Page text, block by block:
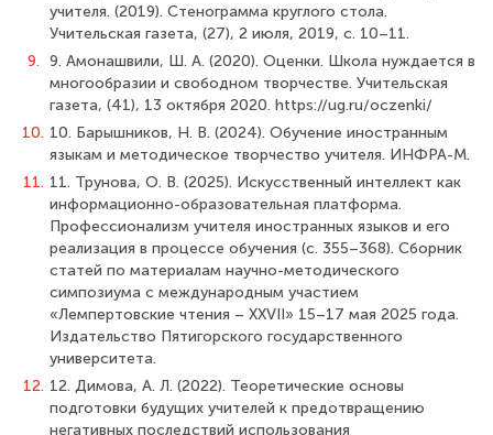
учителя. (2019). Стенограмма круглого стола.
Учительская газета, (27), 2 июля, 2019, c. 10–11.
9. 9. Амонашвили, Ш. А. (2020). Оценки. Школа нуждается в
многообразии и свободном творчестве. Учительская
газета, (41), 13 октября 2020. https://ug.ru/oczenki/
10. 10. Барышников, Н. В. (2024). Обучение иностранным
языкам и методическое творчество учителя. ИНФРА-М.
11. 11. Трунова, О. В. (2025). Искусственный интеллект как
информационно-образовательная платформа.
Профессионализм учителя иностранных языков и его
реализация в процессе обучения (с. 355–368). Сборник
статей по материалам научно-методического
симпозиума с международным участием
«Лемпертовские чтения – XXVII» 15–17 мая 2025 года.
Издательство Пятигорского государственного
университета.
12. 12. Димова, А. Л. (2022). Теоретические основы
подготовки будущих учителей к предотвращению
негативных последствий использования